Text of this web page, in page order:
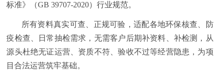
标准》（GB 39707-2020）行业规范。
所有资料真实可查、正规可验，适配各地环保核查、防
疫检查、日常抽检需求，无需客户后期补资料、补检测，从
源头杜绝无证运营、资质不符、验收不过等经营隐患，为项
目合法运营筑牢基础。